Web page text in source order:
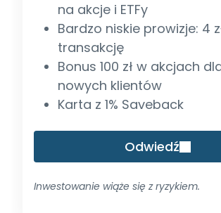
na akcje i ETFy
Bardzo niskie prowizje: 4
transakcję
Bonus 100 zł w akcjach
nowych klientów
Karta z 1% Saveback
Odwiedź
Inwestowanie wiąże się z ryzykiem.